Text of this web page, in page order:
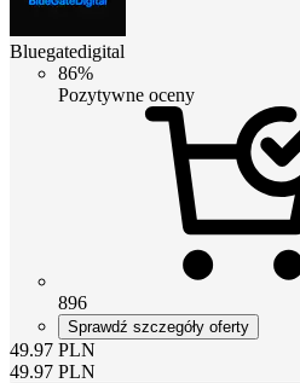
Bluegatedigital
86%
Pozytywne oceny
896
Sprawdź szczegóły oferty
49.97 PLN
49.97 PLN